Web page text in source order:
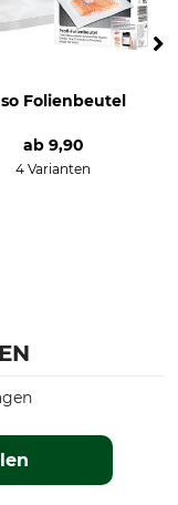
Folienbeutel
ab 9,90
4 Varianten